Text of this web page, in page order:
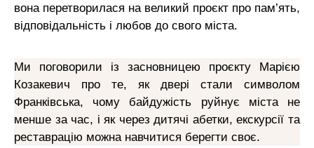
вона перетворилася на великий проєкт про пам’ять,
відповідальність і любов до свого міста.
Ми поговорили із засновницею проєкту Марією
Козакевич про те, як двері стали символом
Франківська, чому байдужість руйнує міста не
менше за час, і як через дитячі абетки, екскурсії та
реставрацію можна навчитися берегти своє.